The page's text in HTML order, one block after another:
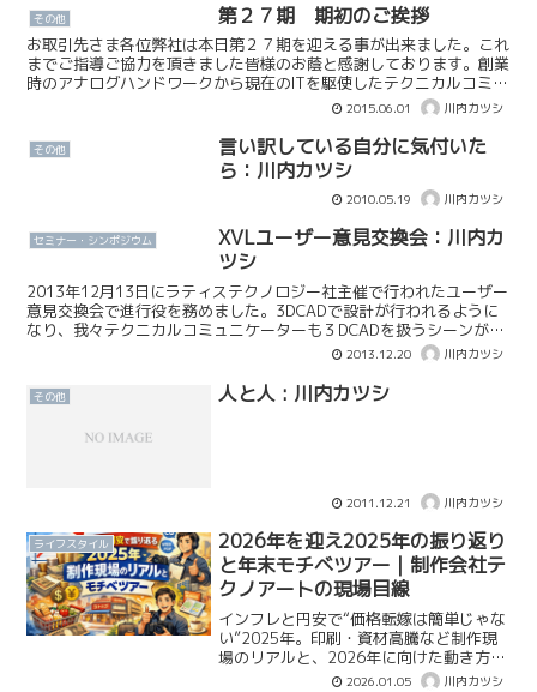
その他 第２７期 期初のご挨拶
お取引先さま各位弊社は本日第２７期を迎える事が出来ました。これ
までご指導ご協力を頂きました皆様のお蔭と感謝しております。創業
時のアナログハンドワークから現在のITを駆使したテクニカルコミュ
ニケーションサービスの提供に至るまで、まさに発見と挑...
2015.06.01 川内カツシ
その他
言い訳している自分に気付いた
ら：川内カツシ
2010.05.19 川内カツシ
セミナー・シンポジウム
XVLユーザー意見交換会：川内カ
ツシ
2013年12月13日にラティステクノロジー社主催で行われたユーザー
意見交換会で進行役を務めました。3DCADで設計が行われるように
なり、我々テクニカルコミュニケーターも３DCADを扱うシーンが増
えており、逆に写真や図面からの作業は減少傾向...2013.12.20 川内カツシ
その他 人と人 : 川内カツシ
2011.12.21 川内カツシ
ライフスタイル
2026年を迎え2025年の振り返り
と年末モチベツアー｜制作会社テ
クノアートの現場目線
インフレと円安で“価格転嫁は簡単じゃな
い”2025年。印刷・資材高騰など制作現
場のリアルと、2026年に向けた動き方を
まとめました。恒例モチベツアー話つ
2026.01.05 川内カツシ